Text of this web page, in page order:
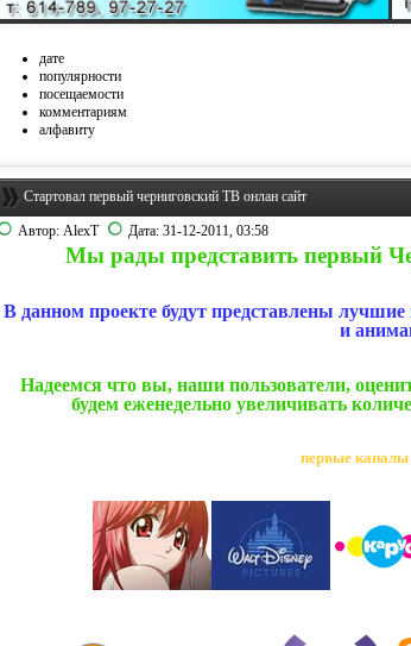
дате
популярности
посещаемости
комментариям
алфавиту
Стартовал первый черниговский ТВ онлан сайт
Автор: AlexT Дата: 31-12-2011, 03:58
Мы рады представить первый
В данном проекте будут представлены
и
Надеемся что вы, наши пользователи,
будем еженедельно увеличивать
первые